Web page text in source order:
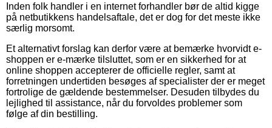
Inden folk handler i en internet forhandler bør de altid kigge
på netbutikkens handelsaftale, det er dog for det meste ikke
særlig morsomt.
Et alternativt forslag kan derfor være at bemærke hvorvidt e-
shoppen er e-mærke tilsluttet, som er en sikkerhed for at
online shoppen accepterer de officielle regler, samt at
forretningen undertiden besøges af specialister der er meget
fortrolige de gældende bestemmelser. Desuden tilbydes du
lejlighed til assistance, når du forvoldes problemer som
følge af din bestilling.